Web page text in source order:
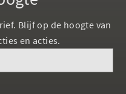
Blijf op de hoogte van
en acties.